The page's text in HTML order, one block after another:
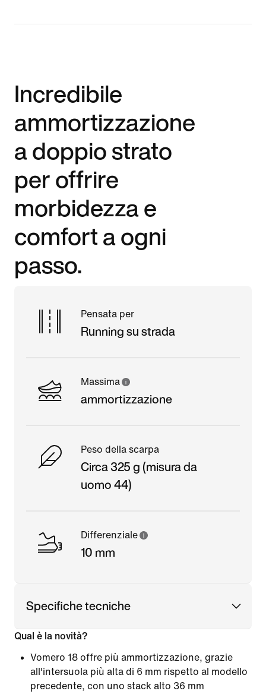
Incredibile
ammortizzazione
a doppio strato
per offrire
morbidezza e
comfort a ogni
passo.
Pensata per
Running su strada
Massima
ammortizzazione
Peso della scarpa
Circa 325 g (misura da
uomo 44)
Differenziale
10 mm
Specifiche tecniche
Qual è la novità?
Vomero 18 offre più ammortizzazione, grazie
all'intersuola più alta di 6 mm rispetto al modello
precedente, con uno stack alto 36 mm